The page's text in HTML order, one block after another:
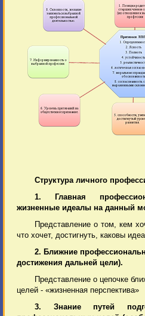
Структура личного
1. Главная
жизненные идеалы на данный
Представление о том, кем
что хочет, достигнуть, каковы
2. Ближние
достижения дальней цели).
Представление о цепочке
целей - «жизненная перспектива»
3. Знание путей